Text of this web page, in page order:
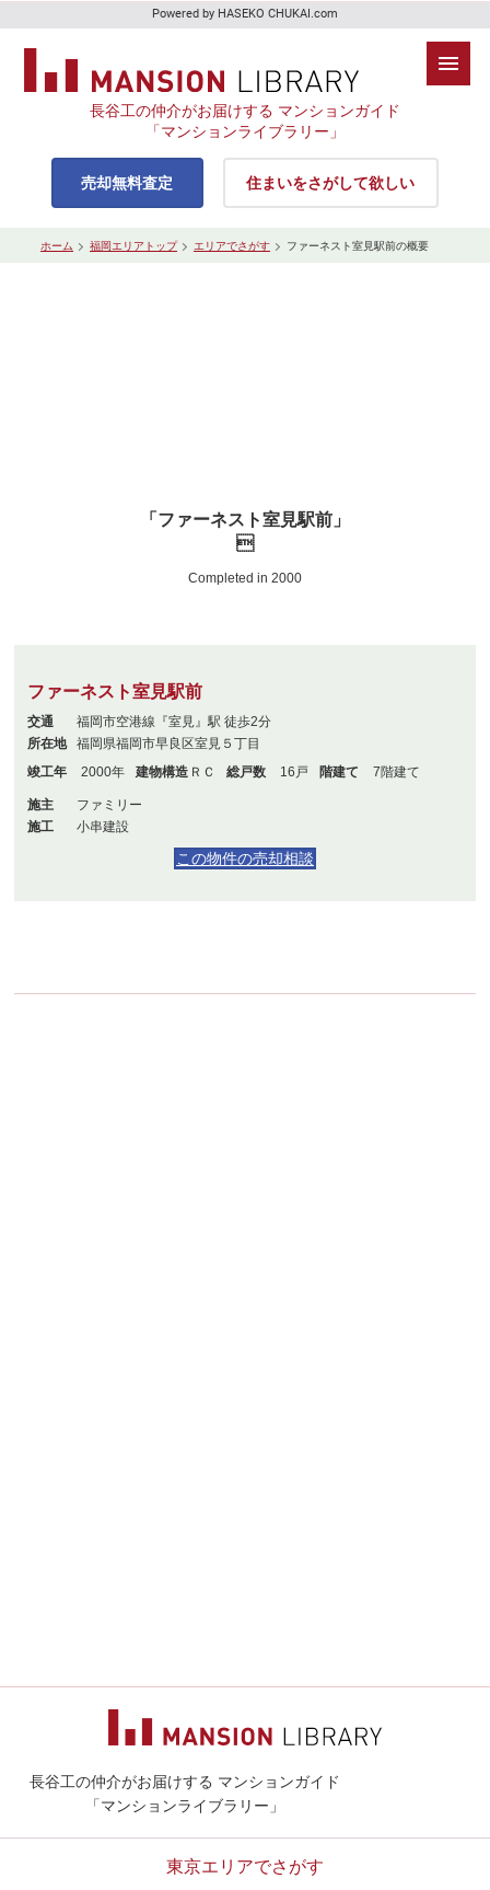
Powered by HASEKO CHUKAI.com
長谷工の仲介がお届けする マンションガイド
「マンションライブラリー」
売却無料査定 住まいをさがして欲しい
ホーム 福岡エリアトップ エリアでさがす ファーネスト室見駅前の概要
「ファーネスト室見駅前」

Completed in 2000
ファーネスト室見駅前
交通
福岡市空港線『室見』駅 徒歩2分
所在地
福岡県福岡市早良区室見５丁目
竣工年
2000年 建物構造 ＲＣ 総戸数 16戸 階建て 7階建て
施主
ファミリー
施工
小串建設
この物件の売却相談
長谷工の仲介がお届けする マンションガイド
「マンションライブラリー」
東京エリアでさがす